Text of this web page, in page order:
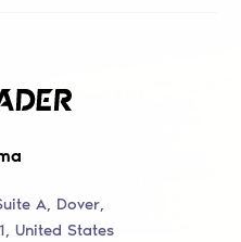
A, Dover,
United States